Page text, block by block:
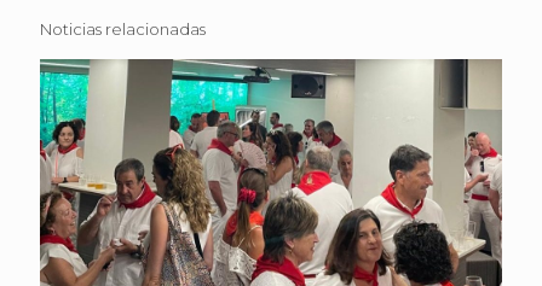
Noticias relacionadas